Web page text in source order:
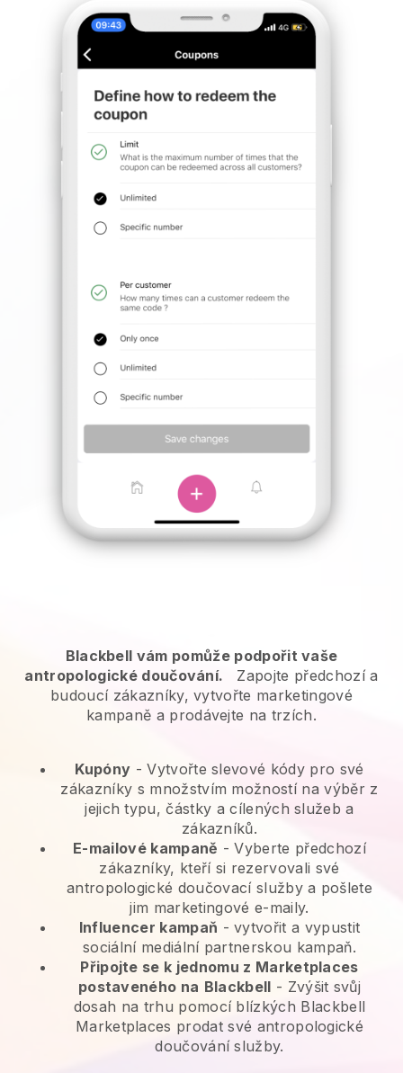
Blackbell vám pomůže podpořit vaše
antropologické doučování.
Zapojte předchozí a
budoucí zákazníky, vytvořte marketingové
kampaně a prodávejte na trzích.
Kupóny - Vytvořte slevové kódy pro své
zákazníky s množstvím možností na výběr z
jejich typu, částky a cílených služeb a
zákazníků.
E-mailové kampaně -Vyberte předchozí
zákazníky, kteří si rezervovali své
antropologické doučovací služby a pošlete
jim marketingové e-maily.
Influencer kampaň - vytvořit a vypustit
sociální mediální partnerskou kampaň.
Připojte se k jednomu z Marketplaces
postaveného na Blackbell - Zvýšit svůj
dosah na trhu pomocí blízkých Blackbell
Marketplaces prodat své antropologické
doučování služby.